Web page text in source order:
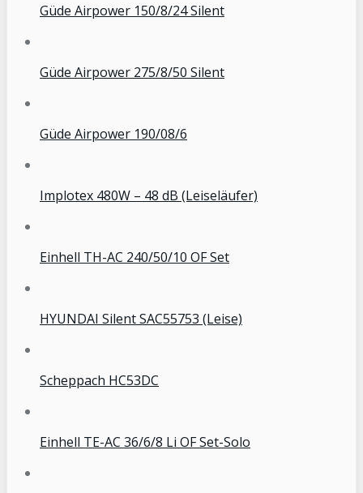
Güde Airpower 150/8/24 Silent
Güde Airpower 275/8/50 Silent
Güde Airpower 190/08/6
Implotex 480W – 48 dB (Leiseläufer)
Einhell TH-AC 240/50/10 OF Set
HYUNDAI Silent SAC55753 (Leise)
Scheppach HC53DC
Einhell TE-AC 36/6/8 Li OF Set-Solo